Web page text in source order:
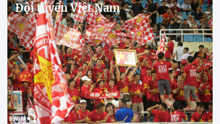
Đội tuyển Việt Nam